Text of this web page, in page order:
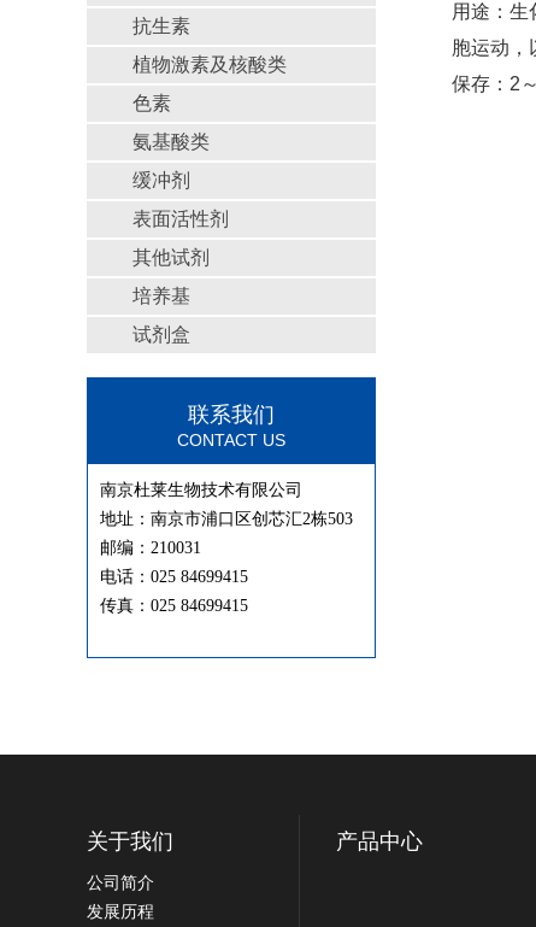
抗生素
植物激素及核酸类
色素
氨基酸类
缓冲剂
表面活性剂
其他试剂
培养基
试剂盒
联系我们
CONTACT US
南京杜莱生物技术有限公司
地址：南京市浦口区创芯汇2栋503
邮编：210031
电话：025 84699415
传真：025 84699415
用途：生
胞运动，
保存：2
关于我们
公司简介
发展历程
产品中心